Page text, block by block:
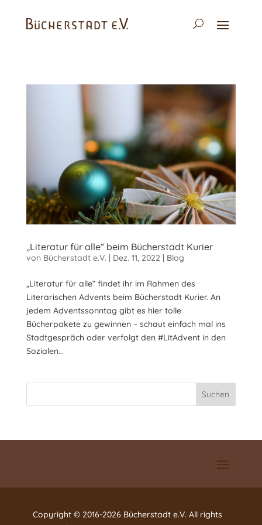
„Literatur für alle“ beim Bücherstadt Kurier
von Bücherstadt e.V. | Dez. 11, 2022 | Blog
„Literatur für alle“ findet ihr im Rahmen des
Literarischen Advents beim Bücherstadt Kurier. An
jedem Adventssonntag gibt es hier tolle
Bücherpakete zu gewinnen – schaut einfach mal ins
Stadtgespräch oder verfolgt den #LitAdvent in den
Sozialen...
Suchen
Copyright © 2016-2026 Bücherstadt e.V. All rights